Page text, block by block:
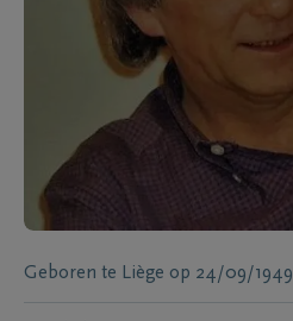
Geboren te Liège op 24/09/1949